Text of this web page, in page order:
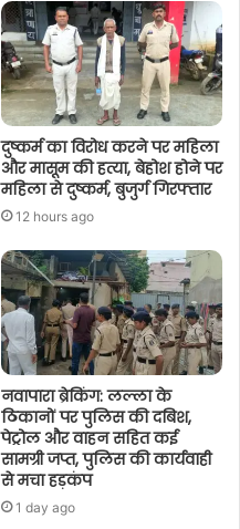
दुष्कर्म का विरोध करने पर महिला
और मासूम की हत्या, बेहोश होने पर
महिला से दुष्कर्म, बुजुर्ग गिरफ्तार
12 hours ago
नवापारा ब्रेकिंग: लल्ला के
ठिकानों पर पुलिस की दबिश,
पेट्रोल और वाहन सहित कई
सामग्री जप्त, पुलिस की कार्यवाही
से मचा हड़कंप
1 day ago